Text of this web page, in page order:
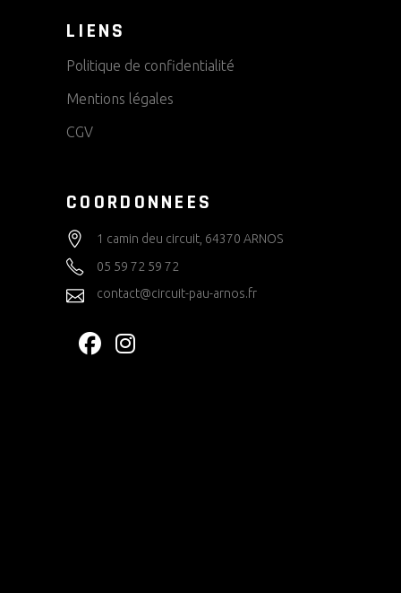
LIENS
Politique de confidentialité
Mentions légales
CGV
COORDONNEES
1 camin deu circuit, 64370 ARNOS
05 59 72 59 72
contact@circuit-pau-arnos.fr